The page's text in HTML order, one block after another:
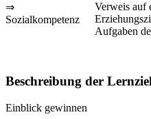
⇒
Sozialkompetenz
Verweis auf
Aufgaben
Beschreibung der
Einblick gewinnen